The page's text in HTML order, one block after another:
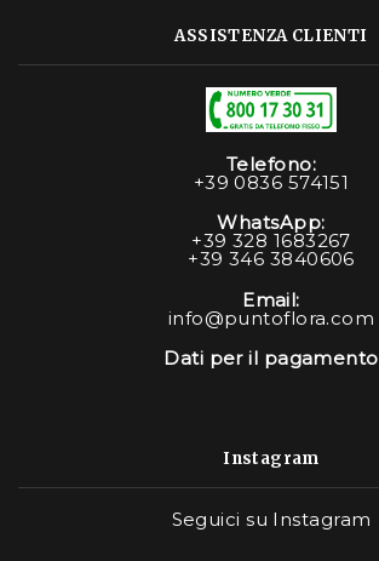
ASSISTENZA CLIENTI
Telefono:
+39 0836 574151
WhatsApp:
+39 328 1683267
+39 346 3840606
Email:
info@puntoflora.com
Dati per il pagamento
Instagram
Seguici su Instagram